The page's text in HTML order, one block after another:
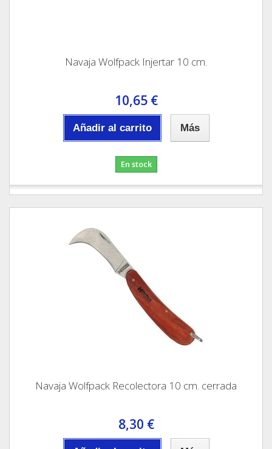
Navaja Wolfpack Injertar 10 cm.
10,65 €
Añadir al carrito Más
En stock
Navaja Wolfpack Recolectora 10 cm. cerrada
8,30 €